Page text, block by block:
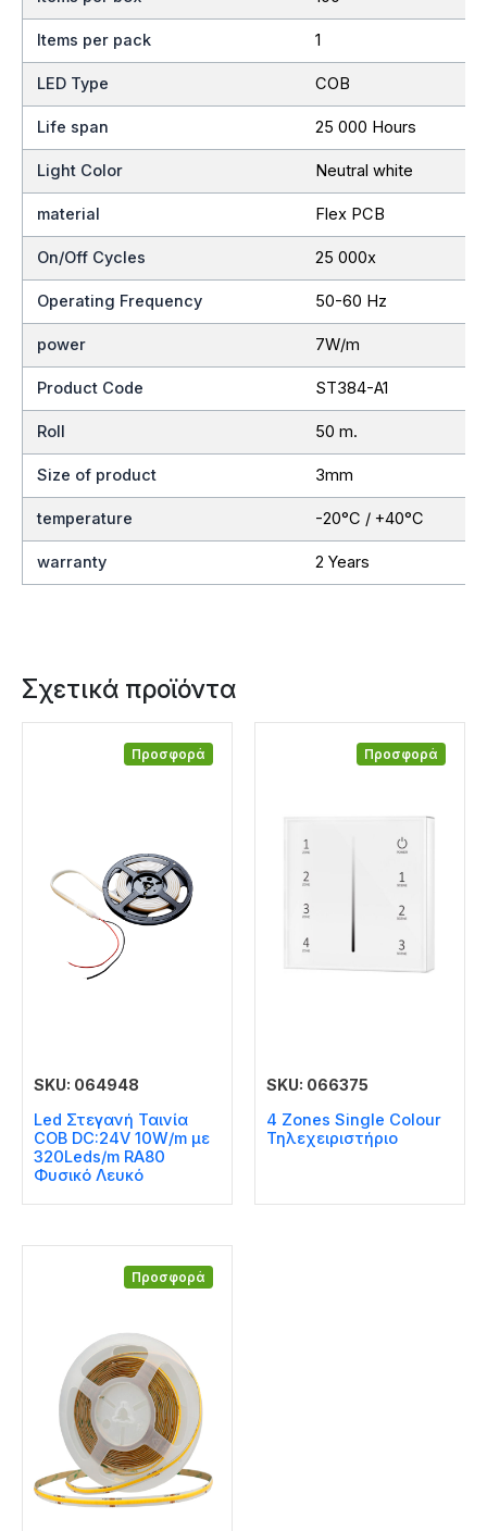
Items per pack 1
LED Type COB
Life span 25 000 Hours
Light Color Neutral white
material Flex PCB
On/Off Cycles 25 000x
Operating Frequency 50-60 Hz
power 7W/m
Product Code ST384-A1
Roll 50 m.
Size of product 3mm
temperature -20°C / +40°C
warranty 2 Years
Σχετικά προϊόντα
Προσφορά
SKU: 064948
Led Στεγανή Ταινία
COB DC:24V 10W/m με
320Leds/m RA80
Φυσικό Λευκό
Προσφορά
SKU: 066375
4 Zones Single Colour
Τηλεχειριστήριο
Προσφορά